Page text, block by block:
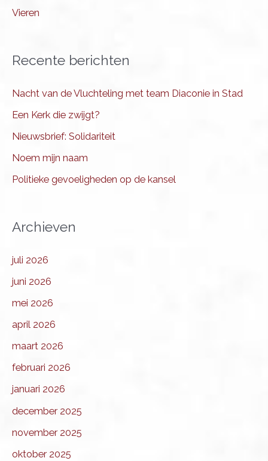
Vieren
Recente berichten
Nacht van de Vluchteling met team Diaconie in Stad
Een Kerk die zwijgt?
Nieuwsbrief: Solidariteit
Noem mijn naam
Politieke gevoeligheden op de kansel
Archieven
juli 2026
juni 2026
mei 2026
april 2026
maart 2026
februari 2026
januari 2026
december 2025
november 2025
oktober 2025